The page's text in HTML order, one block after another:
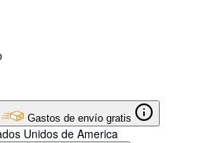
Gastos de envío gratis
Unidos de America